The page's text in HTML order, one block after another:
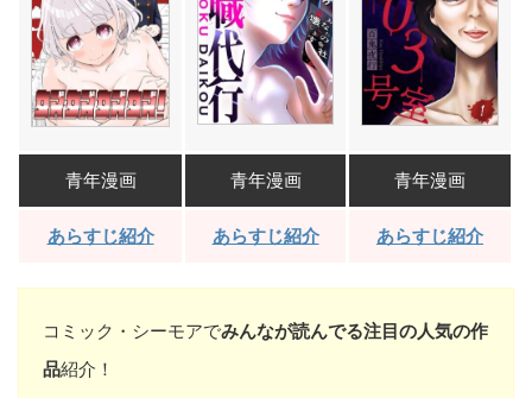
青年漫画 青年漫画 青年漫画
あらすじ紹介 あらすじ紹介 あらすじ紹介
コミック・シーモアでみんなが読んでる注目の人気の作
品紹介！